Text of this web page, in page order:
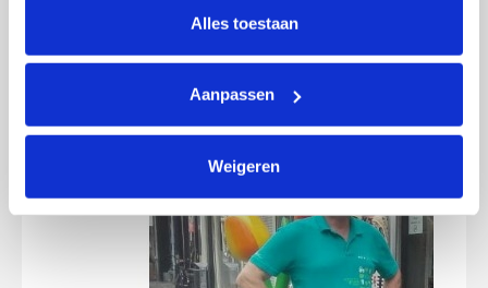
lijst met cookies is te vinden in het tabblad “details”.
Alles toestaan
Aanpassen
Weigeren
Boeren in actie voor het
Marikenhuis
Ik